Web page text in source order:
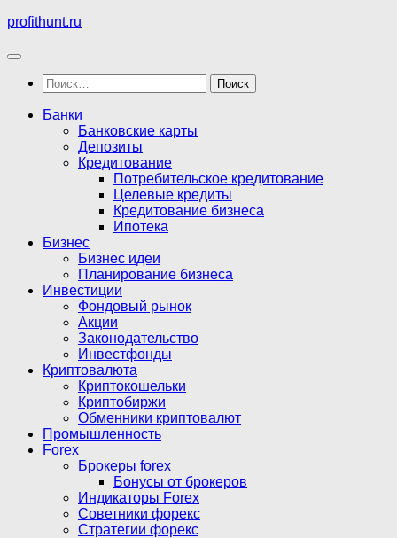
Перейти
содержимому
profithunt.ru
Найти:
Банки
Банковские карты
Депозиты
Кредитование
Потребительское кредитование
Целевые кредиты
Кредитование бизнеса
Ипотека
Бизнес
Бизнес идеи
Планирование бизнеса
Инвестиции
Фондовый рынок
Акции
Законодательство
Инвестфонды
Криптовалюта
Криптокошельки
Криптобиржи
Обменники криптовалют
Промышленность
Forex
Брокеры forex
Бонусы от брокеров
Индикаторы Forex
Советники форекс
Стратегии форекс